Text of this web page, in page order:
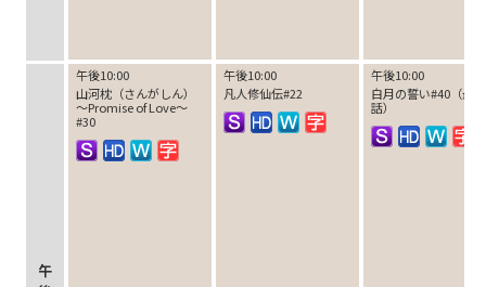
午
午後10:00
山河枕（さんがしん）
～Promise of Love～
#30
午後10:00
凡人修仙伝#22
午後10:00
白月の誓い#40（最終
話）